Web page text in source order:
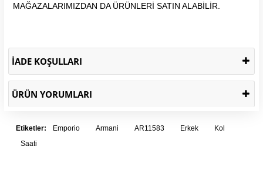
MAĞAZALARIMIZDAN DA ÜRÜNLERİ SATIN ALABİLİR.
İADE KOŞULLARI
ÜRÜN YORUMLARI
Etiketler: Emporio Armani AR11583 Erkek
Kol
Saati